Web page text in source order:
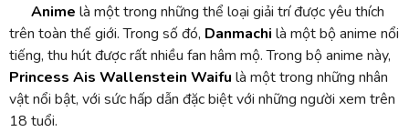
Anime là một trong những thể loại giải trí được yêu thích
trên toàn thế giới. Trong số đó, Danmachi là một bộ anime nổi
tiếng, thu hút được rất nhiều fan hâm mộ. Trong bộ anime này,
Princess Ais Wallenstein Waifu là một trong những nhân
vật nổi bật, với sức hấp dẫn đặc biệt với những người xem trên
18 tuổi.